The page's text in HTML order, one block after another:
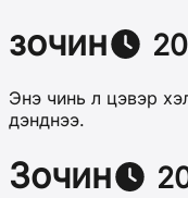
зочин
Энэ чинь л цэвэр
дэнднээ.
Зочин